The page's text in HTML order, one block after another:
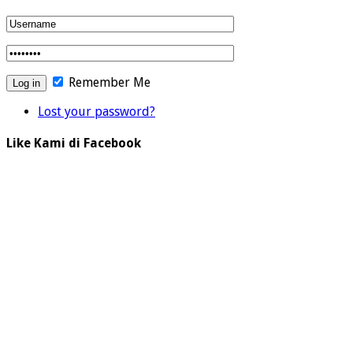
Remember Me
Lost your password?
Like Kami di Facebook